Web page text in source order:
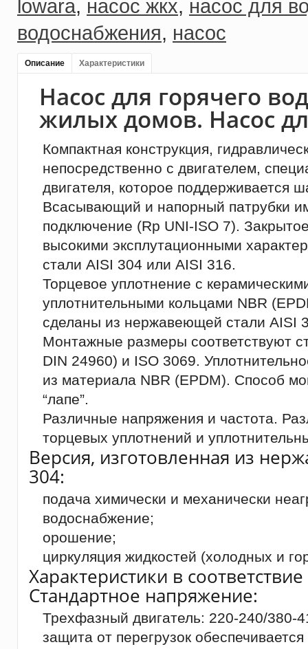
lowara, насос жкх, насос для
водоснабжения, насос
Описание Характеристики
Насос для горячего
жилых домов. Насос
Компактная конструкция,
непосредственно с двигателем,
двигателя, которое поддерживается
Всасывающий и напорный патрубки
подключение (Rp UNI-ISO 7).
высокими эксплутационными
стали AISI 304 или AISI 316.
Торцевое уплотнение с
уплотнительными кольцами NBR
сделаны из нержавеющей стали AISI
Монтажные размеры соответствуют
DIN 24960) и ISO 3069.
из материала NBR (EPDM). Способ
“лапе”.
Различные напряжения и частота.
торцевых уплотнений и
Версия, изготовленная из
304:
подача химически и механически
водоснабжение;
орошение;
циркуляция жидкостей (холодных и
Характеристики в
Стандартное напряжение:
Трехфазный двигатель: 220-240/380-
защита от перегрузок